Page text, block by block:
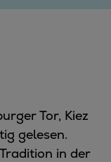
Tor, Kiez
gelesen.
in der